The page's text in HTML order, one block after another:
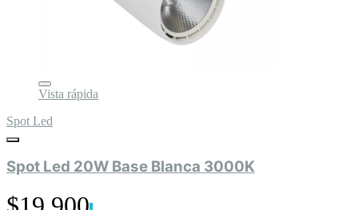
Vista rápida
Spot Led
Spot Led 20W Base Blanca 3000K